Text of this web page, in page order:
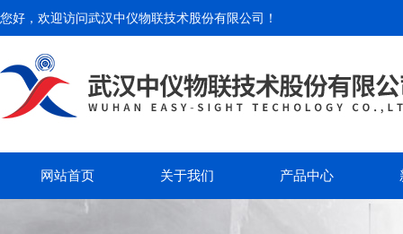
您好，欢迎访问武汉中仪物联技术股份有限公司 ！
网站首页 关于我们 产品中心